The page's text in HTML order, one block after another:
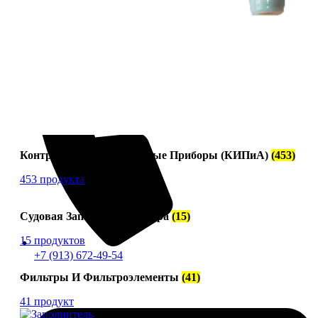
+7 (913) 672-49-54
Контрольно-Измерительные Приборы (КИПиА) (453)
453 продукта
Судовая Запорная Арматура(15)
15 продуктов
Фильтры И Фильтроэлементы (41)
41 продукт